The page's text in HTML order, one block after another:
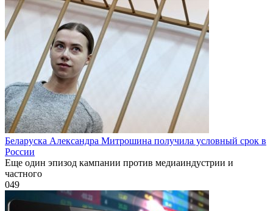
Беларуска Александра Митрошина получила условный срок в
России
Еще один эпизод кампании против медиаиндустрии и
частного
049